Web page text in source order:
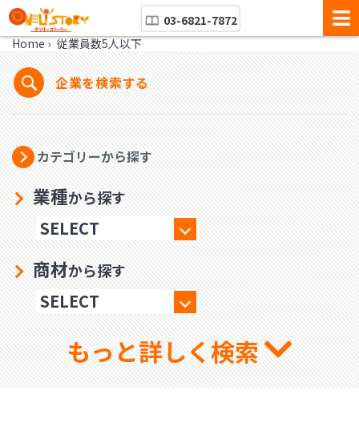
03-6821-7872
Home › 従業員数5人以下
企業を検索する
カテゴリーから探す
業種から探す
商材から探す
もっと詳しく検索